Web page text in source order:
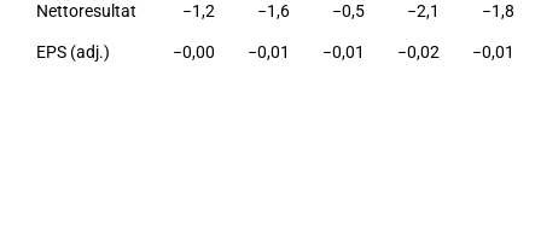
Nettoresultat −1,2 −1,6 −0,5 −2,1 −1,8
EPS (adj.) −0,00 −0,01 −0,01 −0,02 −0,01